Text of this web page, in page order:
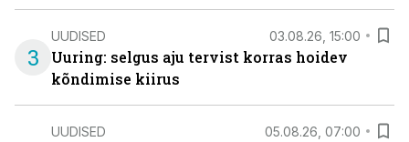
3
UUDISED 03.08.26, 15:00
Uuring: selgus aju tervist korras hoidev
kõndimise kiirus
UUDISED 05.08.26, 07:00